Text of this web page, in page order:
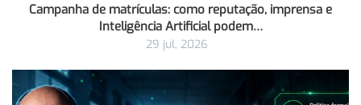
Campanha de matrículas: como reputação, imprensa e
Inteligência Artificial podem…
29 jul, 2026